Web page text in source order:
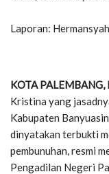
Laporan: Hermansyah
KOTA PALEMBANG,
Kristina yang
Kabupaten
dinyatakan terbukti
pembunuhan, resmi
Pengadilan Negeri